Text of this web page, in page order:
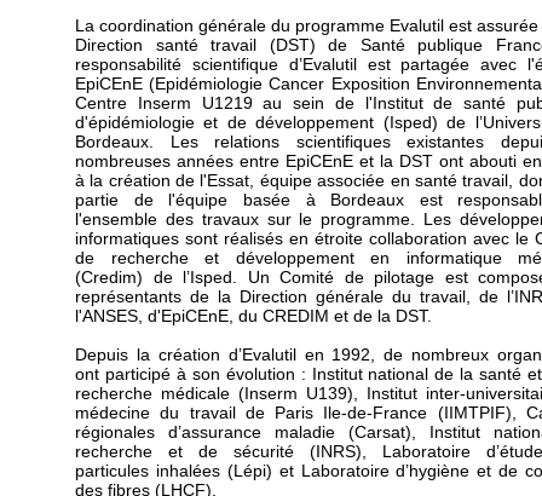
La coordination générale du programme Evalutil est
Direction santé travail (DST) de Santé publique
responsabilité scientifique d’Evalutil est partagée avec
EpiCEnE (Epidémiologie Cancer Exposition
Centre Inserm U1219 au sein de l'Institut de santé
d'épidémiologie et de développement (Isped) de
Bordeaux. Les relations scientifiques existantes
nombreuses années entre EpiCEnE et la DST ont abouti
à la création de l'Essat, équipe associée en santé travail,
partie de l'équipe basée à Bordeaux est
l'ensemble des travaux sur le programme. Les
informatiques sont réalisés en étroite collaboration avec le
de recherche et développement en informatique
(Credim) de l’Isped. Un Comité de pilotage est
représentants de la Direction générale du travail, de
l'ANSES, d'EpiCEnE, du CREDIM et de la DST.
Depuis la création d’Evalutil en 1992, de nombreux
ont participé à son évolution : Institut national de la santé
recherche médicale (Inserm U139), Institut inter-
médecine du travail de Paris Ile-de-France (IIMTPIF),
régionales d’assurance maladie (Carsat), Institut
recherche et de sécurité (INRS), Laboratoire
particules inhalées (Lépi) et Laboratoire d’hygiène et de
des fibres (LHCF).